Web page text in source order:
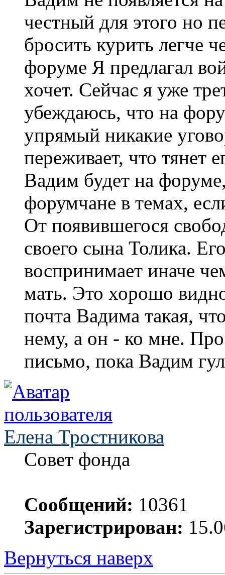
честный для этого но
бросить курить легче
форуме Я предлагал
хочет. Сейчас я уже
убеждаюсь, что на
упрямый никакие
переживает, что тянет
Вадим будет на
форумчане в темах,
От появившегося
своего сына Толика.
воспринимает иначе
мать. Это хорошо
почта Вадима такая,
нему, а он - ко мне.
письмо, пока Вадим
Елена Тростникова
Совет фонда
Сообщений: 10361
Зарегистрирован:
Вернуться наверх